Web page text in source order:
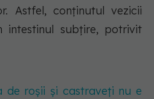
Astfel, conținutul vezicii
intestinul subțire, potrivit
de roșii și castraveți nu e